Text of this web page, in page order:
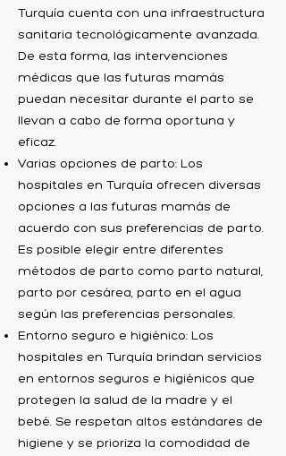
Turquía cuenta con una infraestructura
sanitaria tecnológicamente avanzada.
De esta forma, las intervenciones
médicas que las futuras mamás
puedan necesitar durante el parto se
llevan a cabo de forma oportuna y
eficaz.
Varias opciones de parto: Los
hospitales en Turquía ofrecen diversas
opciones a las futuras mamás de
acuerdo con sus preferencias de parto.
Es posible elegir entre diferentes
métodos de parto como parto natural,
parto por cesárea, parto en el agua
según las preferencias personales.
Entorno seguro e higiénico: Los
hospitales en Turquía brindan servicios
en entornos seguros e higiénicos que
protegen la salud de la madre y el
bebé. Se respetan altos estándares de
higiene y se prioriza la comodidad de